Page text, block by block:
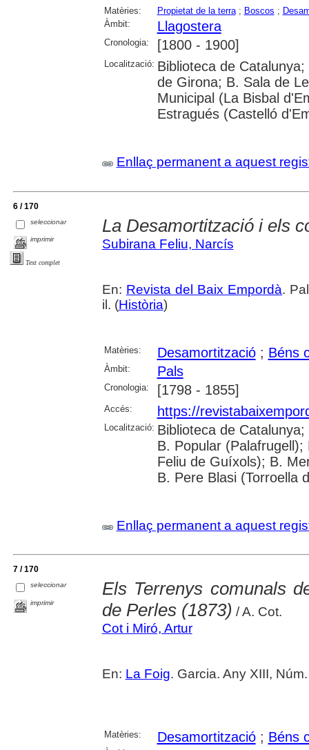
Matèries: Propietat de la terra; Boscos ;
Àmbit:
Llagostera
Cronologia: [1800 - 1900]
Localització: Biblioteca de
de Girona; B. Sala de
Municipal (La Bisbal
Estragués (Castelló
Enllaç permanent a aquest
6 / 170
seleccionar
imprimir
Text complet
La Desamortització i els
Subirana Feliu, Narcís
En: Revista del Baix Empordà.
il. (Història)
Matèries: Desamortització; Béns
Àmbit: Pals
Cronologia: [1798 - 1855]
Accés: https://
Localització: Biblioteca de
B. Popular
Feliu de Guíxols); B.
B. Pere Blasi (Torroella
Enllaç permanent a aquest
7 / 170
seleccionar
imprimir
Els Terrenys comunals
de Perles (1873) / A. Cot.
Cot i Miró, Artur
En: La Foig. Garcia. Any XIII,
Matèries: Desamortització; Béns